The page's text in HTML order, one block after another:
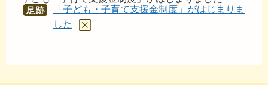
あし
「子ども・子育て支援金制度」がはじまりま
した